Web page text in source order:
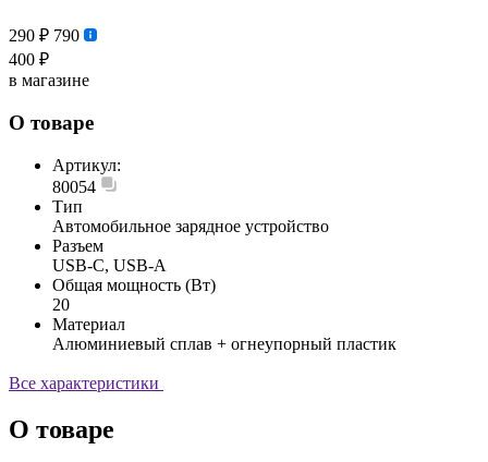
290 ₽ 790
400 ₽
в магазине
О товаре
Артикул:
80054
Тип
Автомобильное зарядное устройство
Разъем
USB-C, USB-A
Общая мощность (Вт)
20
Материал
Алюминиевый сплав + огнеупорный пластик
Все характеристики
О товаре